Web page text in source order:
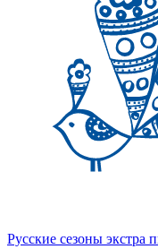
Русские сезоны экстра